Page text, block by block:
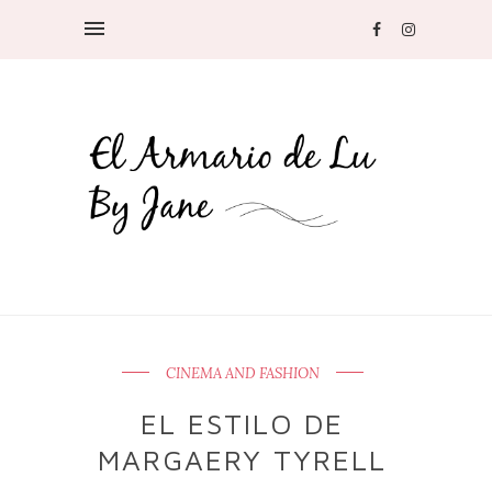
CINEMA AND FASHION
EL ESTILO DE
MARGAERY TYRELL